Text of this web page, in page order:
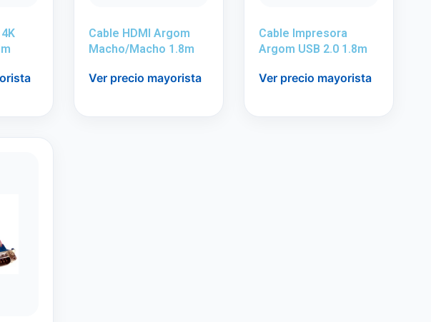
Cable HDMI Argom
Macho/Macho 1.8m
Ver precio mayorista
Cable Impresora
Argom USB 2.0 1.8m
Ver precio mayorista